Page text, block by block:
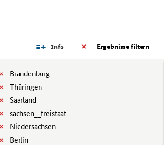
Ergebnisse filtern
Info
Brandenburg
Thüringen
Saarland
sachsen__freistaat
Niedersachsen
Berlin